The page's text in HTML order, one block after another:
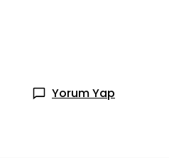
Yorum Yap